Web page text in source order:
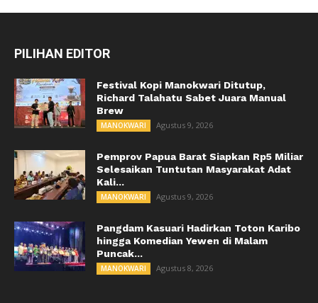
PILIHAN EDITOR
Festival Kopi Manokwari Ditutup,
Richard Talahatu Sabet Juara Manual
Brew
MANOKWARI Agustus 9, 2026
Pemprov Papua Barat Siapkan Rp5 Miliar
Selesaikan Tuntutan Masyarakat Adat
Kali...
MANOKWARI Agustus 9, 2026
Pangdam Kasuari Hadirkan Toton Karibo
hingga Komedian Yewen di Malam
Puncak...
MANOKWARI Agustus 8, 2026